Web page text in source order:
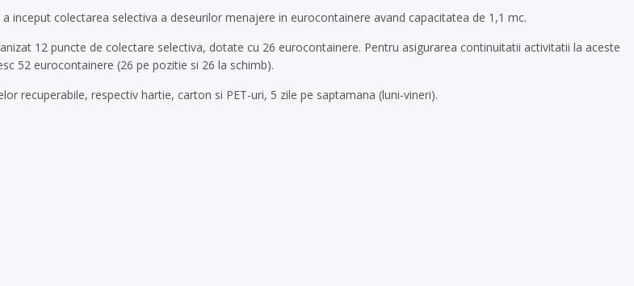
inceput colectarea selectiva a deseurilor menajere in eurocontainere avand capacitatea de 1,1 mc.
12 puncte de colectare selectiva, dotate cu 26 eurocontainere. Pentru asigurarea continuitatii activitatii la aceste
52 eurocontainere (26 pe pozitie si 26 la schimb).
recuperabile, respectiv hartie, carton si PET-uri, 5 zile pe saptamana (luni-vineri).